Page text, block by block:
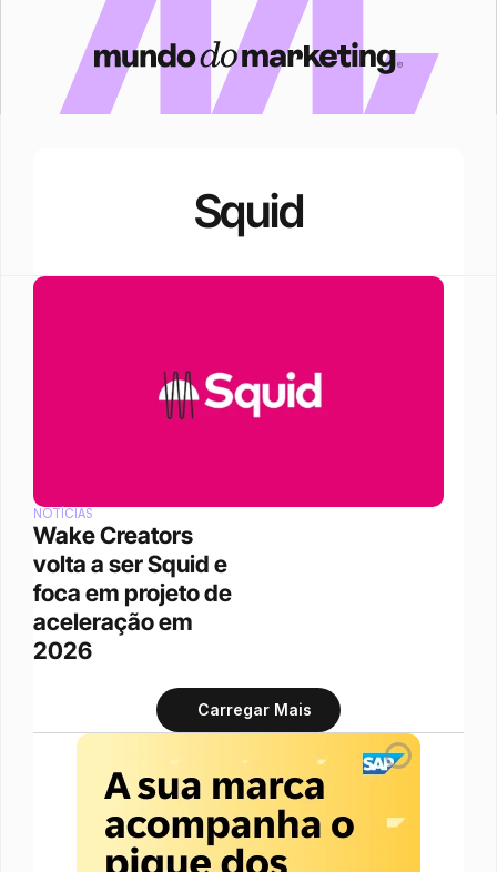
Squid
NOTÍCIAS
Wake Creators
volta a ser Squid e
foca em projeto de
aceleração em
2026
Carregar Mais